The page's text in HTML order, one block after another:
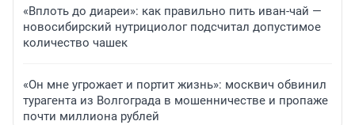
«Вплоть до диареи»: как правильно пить иван-чай —
новосибирский нутрициолог подсчитал допустимое
количество чашек
«Он мне угрожает и портит жизнь»: москвич обвинил
турагента из Волгограда в мошенничестве и пропаже
почти миллиона рублей